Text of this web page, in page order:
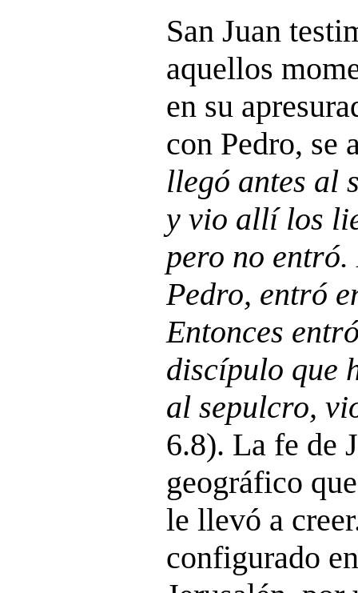
San Juan
aquellos
en su
con Pedro, se
llegó antes al
y vio allí los
pero no
Pedro, entró
Entonces
discípulo que
al sepulcro,
6.8). La fe de
geográfico
le llevó a
configurado